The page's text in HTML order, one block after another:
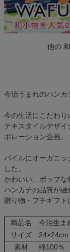
他の
今治うまれのハンカ
今の生活にこだわり
テキスタイルデザ
ボレーション企画。
パイルにオーガニ
した。
かわいい、ポップ
ハンカチの品質が融
贈り物・プチギフト
商品名
今治生ま
サイズ
24×24cm
素材
綿100％